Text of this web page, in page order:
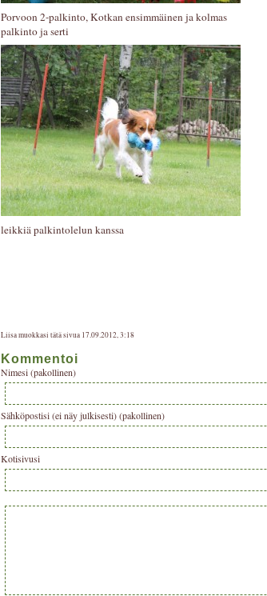
Porvoon 2-palkinto, Kotkan ensimmäinen ja kolmas
palkinto ja serti
leikkiä palkintolelun kanssa
Liisa muokkasi tätä sivua 17.09.2012, 3:18
Kommentoi
Nimesi (pakollinen)
Sähköpostisi (ei näy julkisesti) (pakollinen)
Kotisivusi